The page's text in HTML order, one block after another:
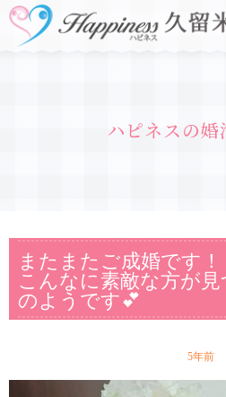
ハピネスの婚
またまたご成婚です！
こんなに素敵な方が
のようです💕
5年前